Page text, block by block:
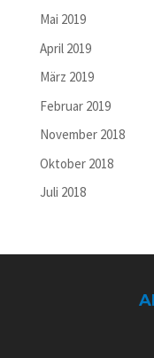
Mai 2019
April 2019
März 2019
Februar 2019
November 2018
Oktober 2018
Juli 2018